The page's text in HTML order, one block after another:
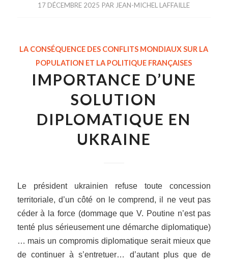
17 DÉCEMBRE 2025 PAR JEAN-MICHEL LAFFAILLE
LA CONSÉQUENCE DES CONFLITS MONDIAUX SUR LA
POPULATION ET LA POLITIQUE FRANÇAISES
IMPORTANCE D’UNE
SOLUTION
DIPLOMATIQUE EN
UKRAINE
Le président ukrainien refuse toute concession
territoriale, d’un côté on le comprend, il ne veut pas
céder à la force (dommage que V. Poutine n’est pas
tenté plus sérieusement une démarche diplomatique)
… mais un compromis diplomatique serait mieux que
de continuer à s’entretuer… d’autant plus que de